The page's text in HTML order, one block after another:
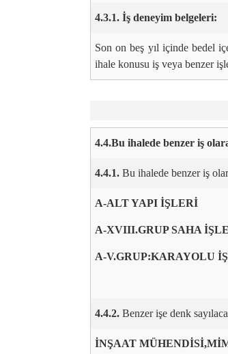
4.3.1. İş deneyim belgeleri:
Son on beş yıl içinde bedel
ihale konusu iş veya benzer
4.4.Bu ihalede benzer iş
4.4.1. Bu ihalede benzer iş
A-ALT YAPI İŞLERİ
A-XVIII.GRUP SAHA
A-V.GRUP:KARAYOLU
4.4.2. Benzer işe denk
İNŞAAT